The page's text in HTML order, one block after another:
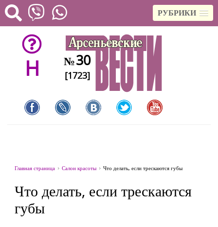
РУБРИКИ
H №30
[1723]
Главная страница Салон красоты Что делать, если трескаются губы
Что делать, если трескаются
губы